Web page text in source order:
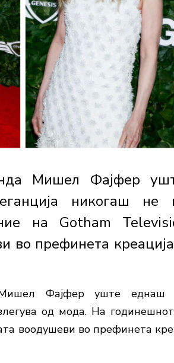
Mишел Фајфер
никогаш
на Gotham
во префинета
Фајферуште еднаш
од мода. На
воодушеви во префинета